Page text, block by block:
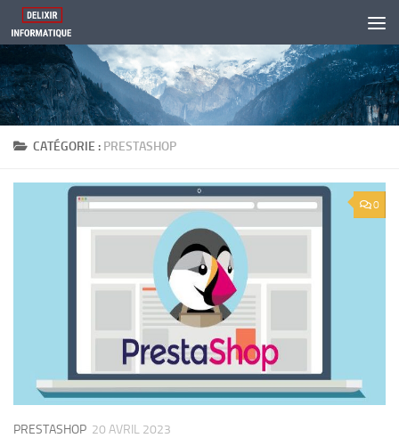
Skip to content
CATÉGORIE : PRESTASHOP
0
PRESTASHOP 20 AVRIL 2023